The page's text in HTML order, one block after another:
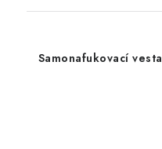
Samonafukovací vesta